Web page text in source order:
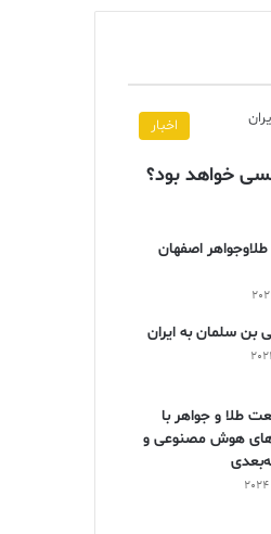
اخبار
خواهد بود؟
اصفهان
بن سلمان به ایران
طلا و جواهر با
هوش مصنوعی و